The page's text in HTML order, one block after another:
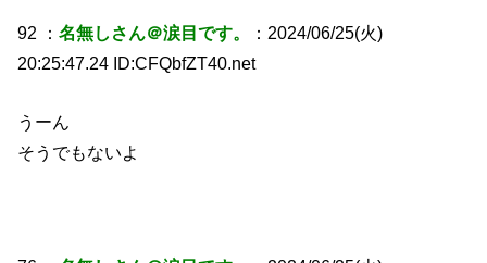
92 ：名無しさん＠涙目です。
：2024/06/25(火)
20:25:47.24 ID:CFQbfZT40.net
うーん
そうでもないよ